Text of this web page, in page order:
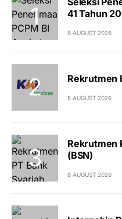
41 Tahun
8 AUGUST 2026
Rekrutmen
8 AUGUST 2026
Rekrutmen
(BSN)
8 AUGUST 2026